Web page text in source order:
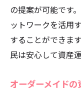
の提案が可能です
ットワークを活用
することができま
民は安心して資産
オーダーメイド